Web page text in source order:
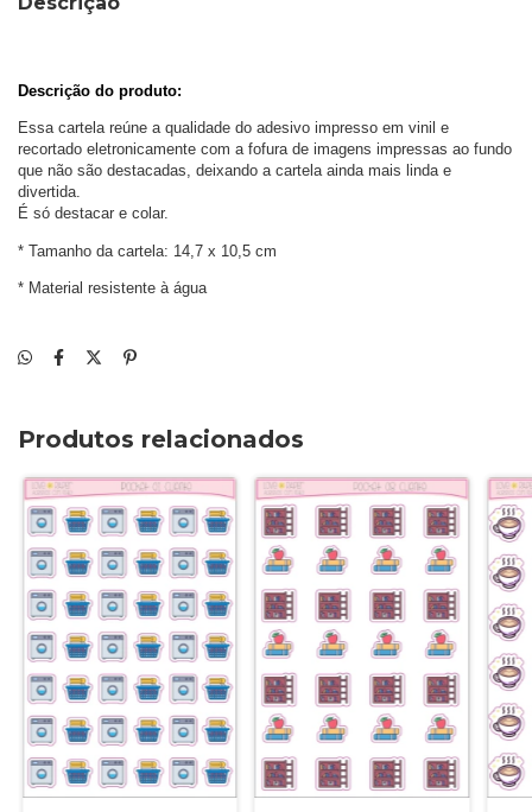
Descrição do produto:
Essa cartela reúne a qualidade do adesivo impresso em vinil e
recortado eletronicamente com a fofura de imagens impressas ao fundo
que não são destacadas, deixando a cartela ainda mais linda e
divertida.
É só destacar e colar.
* Tamanho da cartela: 14,7 x 10,5 cm
* Material resistente à água
Produtos relacionados